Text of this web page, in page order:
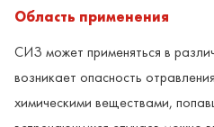
Область применения
СИЗ может применяться в
возникает опасность
химическими веществами,